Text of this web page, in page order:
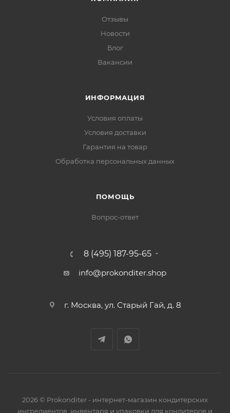
Отзывы
Новости
Блог
Вакансии
ИНФОРМАЦИЯ
Условия оплаты
Условия доставки
Гарантия на товар
Обработка персональных данных
ПОМОЩЬ
Вопрос-ответ
8 (495) 187-95-65
info@prokonditer.shop
г. Москва, ул. Старый Гай, д. 8
2026 © Prokonditer - интернет-магазин кондитерских
ингредиентов, инвентаря и упаковки для кондитеров и